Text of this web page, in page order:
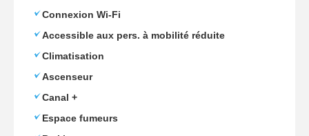
Connexion Wi-Fi
Accessible aux pers. à mobilité réduite
Climatisation
Ascenseur
Canal +
Espace fumeurs